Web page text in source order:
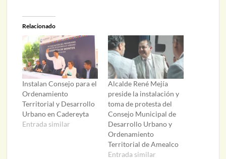
Relacionado
Instalan Consejo para el
Ordenamiento
Territorial y Desarrollo
Urbano en Cadereyta
Entrada similar
Alcalde René Mejía
preside la instalación y
toma de protesta del
Consejo Municipal de
Desarrollo Urbano y
Ordenamiento
Territorial de Amealco
Entrada similar